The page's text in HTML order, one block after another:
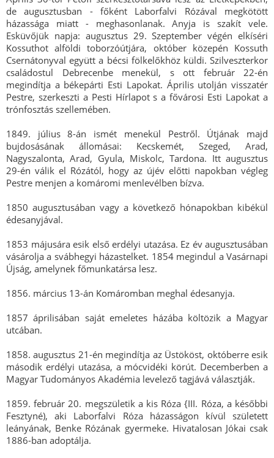
de augusztusban - főként Laborfalvi Rózával megkötött
házassága miatt - meghasonlanak. Anyja is szakít vele.
Esküvőjük napja: augusztus 29. Szeptember végén elkíséri
Kossuthot alföldi toborzóútjára, október közepén Kossuth
Csernátonyval együtt a bécsi fölkelőkhöz küldi. Szilveszterkor
családostul Debrecenbe menekül, s ott február 22-én
megindítja a békepárti Esti Lapokat. Április utolján visszatér
Pestre, szerkeszti a Pesti Hírlapot s a fővárosi Esti Lapokat a
trónfosztás szellemében.
1849. július 8-án ismét menekül Pestről. Útjának majd
bujdosásának állomásai: Kecskemét, Szeged, Arad,
Nagyszalonta, Arad, Gyula, Miskolc, Tardona. Itt augusztus
29-én válik el Rózától, hogy az újév előtti napokban végleg
Pestre menjen a komáromi menlevélben bízva.
1850 augusztusában vagy a következő hónapokban kibékül
édesanyjával.
1853 májusára esik első erdélyi utazása. Ez év augusztusában
vásárolja a svábhegyi házastelket. 1854 megindul a Vasárnapi
Újság, amelynek főmunkatársa lesz.
1856. március 13-án Komáromban meghal édesanyja.
1857 áprilisában saját emeletes házába költözik a Magyar
utcában.
1858. augusztus 21-én megindítja az Üstököst, októberre esik
második erdélyi utazása, a mócvidéki körút. Decemberben a
Magyar Tudományos Akadémia levelező tagjává választják.
1859. február 20. megszületik a kis Róza {III. Róza, a későbbi
Fesztyné), aki Laborfalvi Róza házasságon kívül született
leányának, Benke Rózának gyermeke. Hivatalosan Jókai csak
1886-ban adoptálja.